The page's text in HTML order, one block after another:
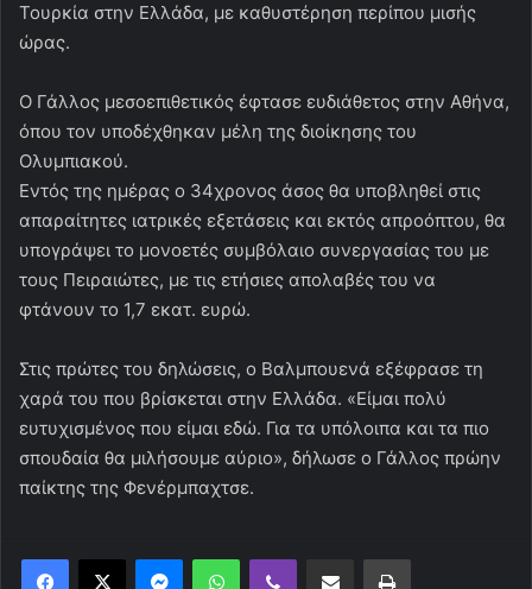
Τουρκία στην Ελλάδα, με καθυστέρηση περίπου μισής
ώρας.
Ο Γάλλος μεσοεπιθετικός έφτασε ευδιάθετος στην Αθήνα,
όπου τον υποδέχθηκαν μέλη της διοίκησης του
Ολυμπιακού.
Εντός της ημέρας ο 34χρονος άσος θα υποβληθεί στις
απαραίτητες ιατρικές εξετάσεις και εκτός απροόπτου, θα
υπογράψει το μονοετές συμβόλαιο συνεργασίας του με
τους Πειραιώτες, με τις ετήσιες απολαβές του να
φτάνουν το 1,7 εκατ. ευρώ.
Στις πρώτες του δηλώσεις, ο Βαλμπουενά εξέφρασε τη
χαρά του που βρίσκεται στην Ελλάδα. «Είμαι πολύ
ευτυχισμένος που είμαι εδώ. Για τα υπόλοιπα και τα πιο
σπουδαία θα μιλήσουμε αύριο», δήλωσε ο Γάλλος πρώην
παίκτης της Φενέρμπαχτσε.
MessengerWhatsAppViber Κοινοποίηση μέσω ηλεκτρονικού ταχυδρομείουΕκτύπωση